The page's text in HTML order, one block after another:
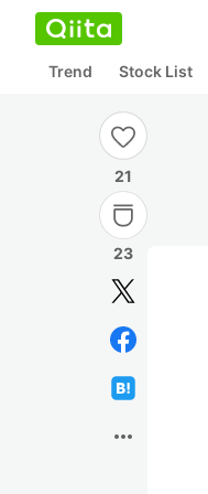
Trend Stock List
21
23
more_horiz